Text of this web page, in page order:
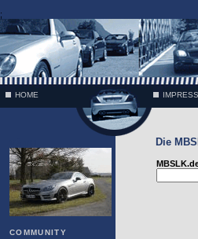
;
HOME
COMMUNITY
Die